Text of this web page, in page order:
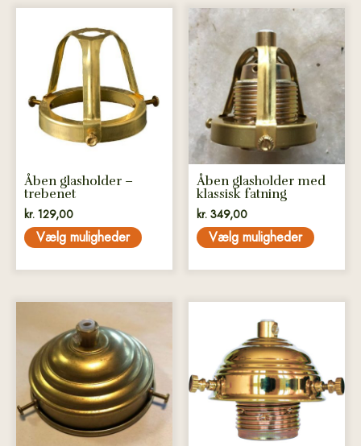
Åben glasholder –
trebenet
kr. 129,00
Vælg muligheder
varianter.
Mulighederne
kan
på
varesiden
Åben glasholder med
klassisk fatning
kr. 349,00
Vælg muligheder
Dette
vare
har
flere
varianter.
Mulighederne
kan
vælges
på
varesiden
har
flere
varianter.
Mulighederne
kan
flere
varianter.
Mulighederne